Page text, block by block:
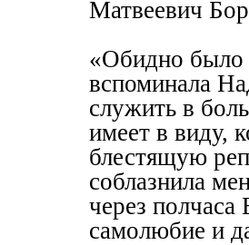
Матвеевич
«Обидно было
вспоминала
служить в
имеет в виду,
блестящую
соблазнила
через полчаса
самолюбие и